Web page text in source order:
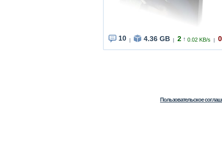
10 4.36 GB 2 ↑ 0.02 KB/s 0
Пользовательское